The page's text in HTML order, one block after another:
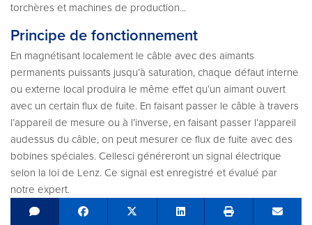
torchères et machines de production...
Principe de fonctionnement
En magnétisant localement le câble avec des aimants
permanents puissants jusqu’à saturation, chaque défaut interne
ou externe local produira le même effet qu’un aimant ouvert
avec un certain flux de fuite. En faisant passer le câble à travers
l’appareil de mesure ou à l’inverse, en faisant passer l’appareil
au­dessus du câble, on peut mesurer ce flux de fuite avec des
bobines spéciales. Celles­ci généreront un signal électrique
selon la loi de Lenz. Ce signal est enregistré et évalué par
notre expert.
Share on Facebook
Tweet Share on LinkedIn Send